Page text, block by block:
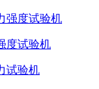
度试验机